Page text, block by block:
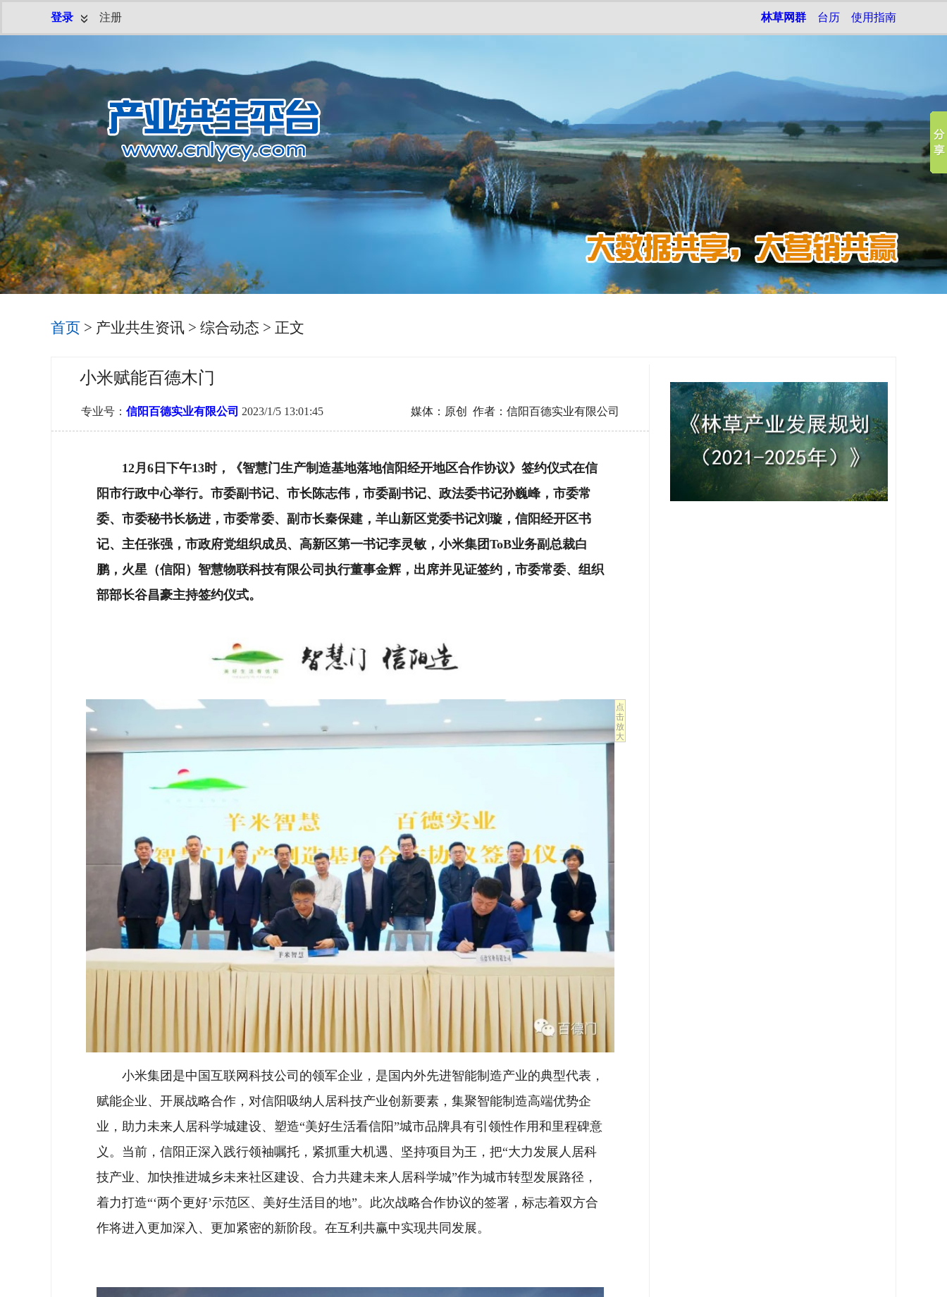
登录 注册 林草网群 台历 使用指南
首页 > 产业共生资讯 > 综合动态 > 正文
小米赋能百德木门
媒体：原创 作者：信阳百德实业有限公司
专业号： 信阳百德实业有限公司 2023/1/5 13:01:45
12月6日下午13时，《智慧门生产制造基地落地信阳经开地区合作协议》签约仪式在信
阳市行政中心举行。市委副书记、市长陈志伟，市委副书记、政法委书记孙巍峰，市委常
委、市委秘书长杨进，市委常委、副市长秦保建，羊山新区党委书记刘璇，信阳经开区书
记、主任张强，市政府党组织成员、高新区第一书记李灵敏，小米集团ToB业务副总裁白
鹏，火星（信阳）智慧物联科技有限公司执行董事金辉，出席并见证签约，市委常委、组织
部部长谷昌豪主持签约仪式。
点
击
放
大
小米集团是中国互联网科技公司的领军企业，是国内外先进智能制造产业的典型代表，
赋能企业、开展战略合作，对信阳吸纳人居科技产业创新要素，集聚智能制造高端优势企
业，助力未来人居科学城建设、塑造“美好生活看信阳”城市品牌具有引领性作用和里程碑意
义。当前，信阳正深入践行领袖嘱托，紧抓重大机遇、坚持项目为王，把“大力发展人居科
技产业、加快推进城乡未来社区建设、合力共建未来人居科学城”作为城市转型发展路径，
着力打造“‘两个更好’示范区、美好生活目的地”。此次战略合作协议的签署，标志着双方合
作将进入更加深入、更加紧密的新阶段。在互利共赢中实现共同发展。